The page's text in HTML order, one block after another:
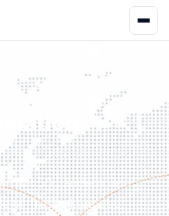
mit 50 Ländern und
aber